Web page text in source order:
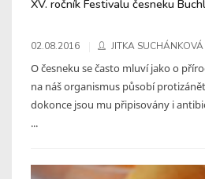
XV. ročník Festivalu česneku
02.08.2016 JITKA SUCHÁNKOVÁ
O česneku se často mluví jako o
na náš organismus působí
dokonce jsou mu připisovány i
...